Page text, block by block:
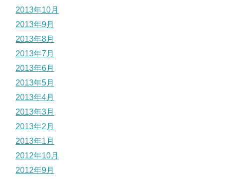
2013年10月
2013年9月
2013年8月
2013年7月
2013年6月
2013年5月
2013年4月
2013年3月
2013年2月
2013年1月
2012年10月
2012年9月